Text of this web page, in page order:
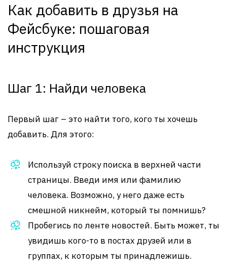
Как добавить в друзья на
Фейсбуке: пошаговая
инструкция
Шаг 1: Найди человека
Первый шаг – это найти того, кого ты хочешь
добавить. Для этого:
Используй строку поиска в верхней части
страницы. Введи имя или фамилию
человека. Возможно, у него даже есть
смешной никнейм, который ты помнишь?
Пробегись по ленте новостей. Быть может, ты
увидишь кого-то в постах друзей или в
группах, к которым ты принадлежишь.